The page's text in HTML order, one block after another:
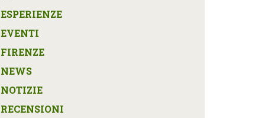
ESPERIENZE
EVENTI
FIRENZE
NEWS
NOTIZIE
RECENSIONI